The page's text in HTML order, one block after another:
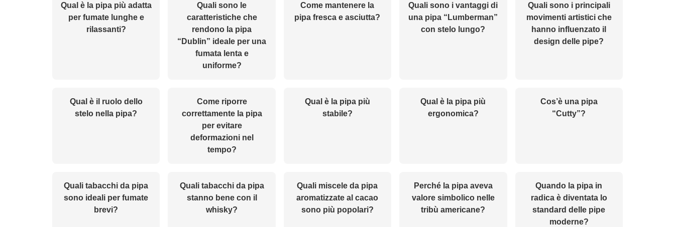
Qual è la pipa più adatta
per fumate lunghe e
rilassanti?
Quali sono le
caratteristiche che
rendono la pipa
“Dublin” ideale per una
fumata lenta e
uniforme?
Come mantenere la
pipa fresca e asciutta?
Quali sono i vantaggi di
una pipa “Lumberman”
con stelo lungo?
Quali sono i principali
movimenti artistici che
hanno influenzato il
design delle pipe?
Qual è il ruolo dello
stelo nella pipa?
Come riporre
correttamente la pipa
per evitare
deformazioni nel
tempo?
Qual è la pipa più
stabile?
Qual è la pipa più
ergonomica?
Cos’è una pipa
“Cutty”?
Quali tabacchi da pipa
sono ideali per fumate
brevi?
Quali tabacchi da pipa
stanno bene con il
whisky?
Quali miscele da pipa
aromatizzate al cacao
sono più popolari?
Perché la pipa aveva
valore simbolico nelle
tribù americane?
Quando la pipa in
radica è diventata lo
standard delle pipe
moderne?